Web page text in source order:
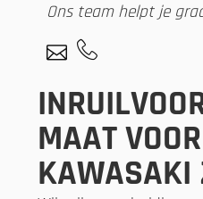
Ons team helpt je
MAAT